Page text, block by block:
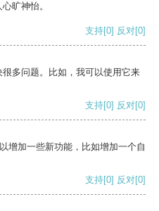
旷神怡。
支持[0] 反对[0]
多问题。比如，我可以使用它来
支持[0] 反对[0]
增加一些新功能，比如增加一个自
支持[0] 反对[0]